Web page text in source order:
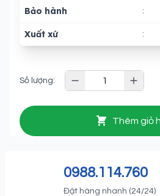
Bảo hành :
Xuất xứ :
Số lượng:
Thêm giỏ
0988.114.760
Đặt hàng nhanh (24/24)